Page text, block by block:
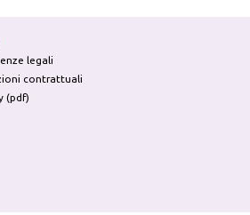
legali
contrattuali
(pdf)